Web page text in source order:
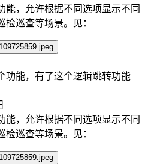
能，允许根据不同选项显示不同
巡查等场景。见：
功能，有了这个逻辑跳转功能
能，允许根据不同选项显示不同
巡查等场景。见：